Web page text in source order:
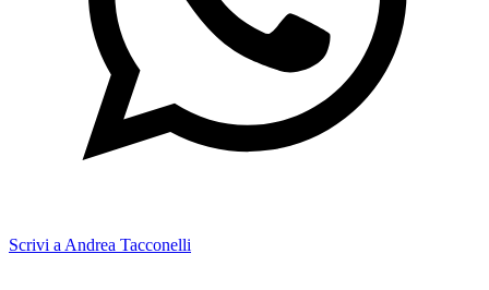
Scrivi a Andrea Tacconelli